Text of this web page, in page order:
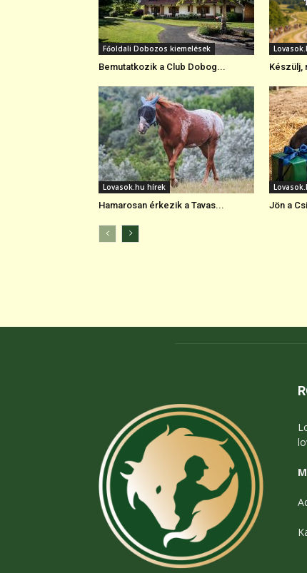
Főoldali Dobozos kiemelések
Bemutatkozik a Club Dobog... Készülj,
Lovasok.hu hírek
Hamarosan érkezik a Tavas... Jön a